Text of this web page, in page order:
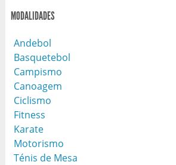
MODALIDADES
Andebol
Basquetebol
Campismo
Canoagem
Ciclismo
Fitness
Karate
Motorismo
Ténis de Mesa